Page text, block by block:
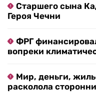
Старшего сына
Героя Чечни
ФРГ
вопреки
Мир, деньги,
расколола